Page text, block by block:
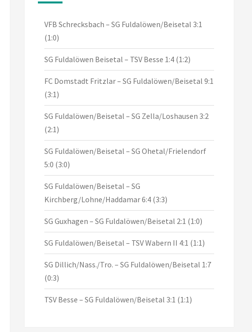
VFB Schrecksbach – SG Fuldalöwen/Beisetal 3:1
(1:0)
SG Fuldalöwen Beisetal – TSV Besse 1:4 (1:2)
FC Domstadt Fritzlar – SG Fuldalöwen/Beisetal 9:1
(3:1)
SG Fuldalöwen/Beisetal – SG Zella/Loshausen 3:2
(2:1)
SG Fuldalöwen/Beisetal – SG Ohetal/Frielendorf
5:0 (3:0)
SG Fuldalöwen/Beisetal – SG
Kirchberg/Lohne/Haddamar 6:4 (3:3)
SG Guxhagen – SG Fuldalöwen/Beisetal 2:1 (1:0)
SG Fuldalöwen/Beisetal – TSV Wabern II 4:1 (1:1)
SG Dillich/Nass./Tro. – SG Fuldalöwen/Beisetal 1:7
(0:3)
TSV Besse – SG Fuldalöwen/Beisetal 3:1 (1:1)